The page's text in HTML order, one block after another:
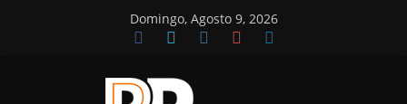
Domingo, Agosto 9, 2026